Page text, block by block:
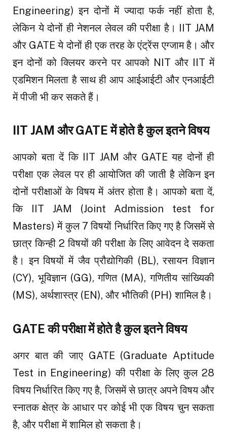
Engineering) इन दोनों में ज्यादा फर्क नहीं होता है,
लेकिन ये दोनों ही नेशनल लेवल की परीक्षा है। IIT JAM
और GATE ये दोनों ही एक तरह के एंट्रेंस एग्जाम है। और
इन दोनों को क्लियर करने पर आपको NIT और IIT में
एडमिशन मिलता है साथ ही आप आईआईटी और एनआईटी
में पीजी भी कर सकते हैं।
IIT JAM और GATE में होते है कुल इतने विषय
आपको बता दें कि IIT JAM और GATE यह दोनों ही
परीक्षा एक लेवल पर ही आयोजित की जाती है लेकिन इन
दोनों परीक्षाओं के विषय में अंतर होता है। आपको बता दें,
कि IIT JAM (Joint Admission test for
Masters) में कुल 7 विषयों निर्धारित किए गए है जिसमें से
छात्र किन्ही 2 विषयों की परीक्षा के लिए आवेदन दे सकता
है। इन विषयों में जैव प्रौद्योगिकी (BL), रसायन विज्ञान
(CY), भूविज्ञान (GG), गणित (MA), गणितीय सांख्यिकी
(MS), अर्थशास्त्र (EN), और भौतिकी (PH) शामिल है।
GATE की परीक्षा में होते है कुल इतने विषय
अगर बात की जाए GATE (Graduate Aptitude
Test in Engineering) की परीक्षा के लिए कुल 28
विषय निर्धारित किए गए है, जिसमें से छात्र अपने विषय और
स्नातक क्षेत्र के आधार पर कोई भी एक विषय चुन सकता
है, और परीक्षा में शामिल हो सकता है।